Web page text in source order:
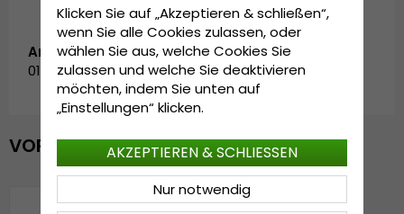
Artikelnummer:
01H66539002-1
VOR KURZEM ANGESEHEN
Klicken Sie auf „Akzeptieren & schließen“,
wenn Sie alle Cookies zulassen, oder
wählen Sie aus, welche Cookies Sie
zulassen und welche Sie deaktivieren
möchten, indem Sie unten auf
„Einstellungen“ klicken.
Nur notwendig
AKZEPTIEREN & SCHLIESSEN